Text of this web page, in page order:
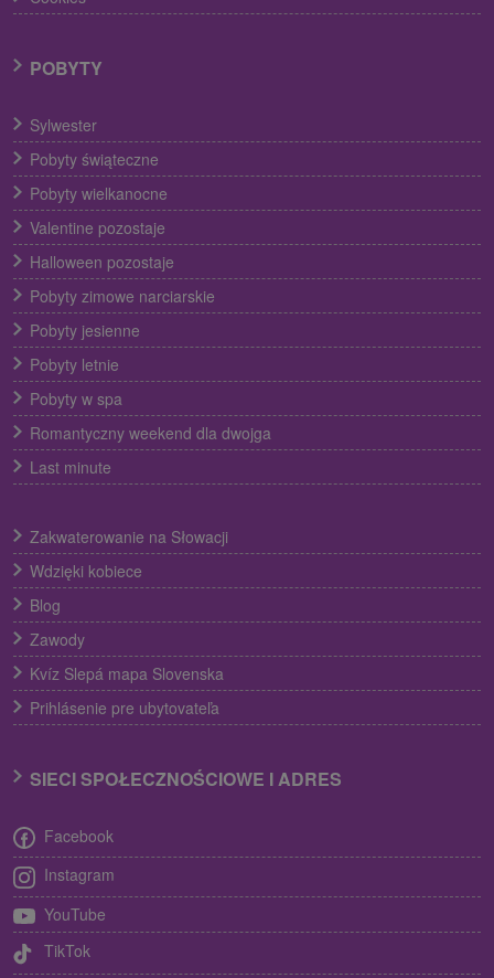
POBYTY
Sylwester
Pobyty świąteczne
Pobyty wielkanocne
Valentine pozostaje
Halloween pozostaje
Pobyty zimowe narciarskie
Pobyty jesienne
Pobyty letnie
Pobyty w spa
Romantyczny weekend dla dwojga
Last minute
Zakwaterowanie na Słowacji
Wdzięki kobiece
Blog
Zawody
Kvíz Slepá mapa Slovenska
Prihlásenie pre ubytovateľa
SIECI SPOŁECZNOŚCIOWE I ADRES
Facebook
Instagram
YouTube
TikTok